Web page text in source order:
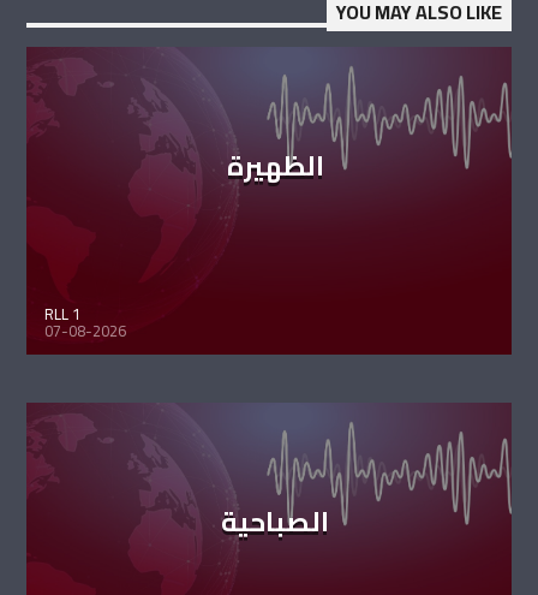
YOU MAY ALSO LIKE
الظهيرة
RLL 1
07-08-2026
الصباحية